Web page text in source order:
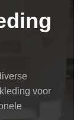
voor